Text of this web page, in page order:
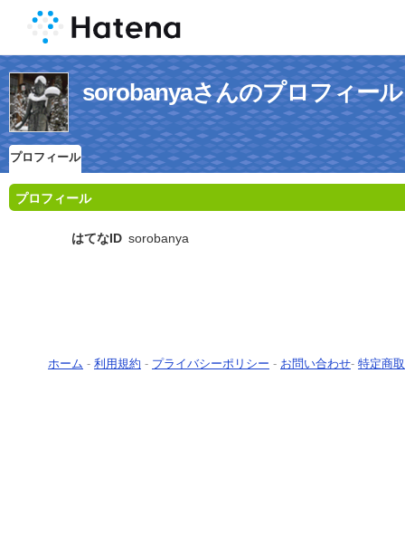
sorobanyaさんのプロフィール
プロフィール
プロフィール
はてなID sorobanya
ホーム - 利用規約 - プライバシーポリシー - お問い合わせ- 特定商